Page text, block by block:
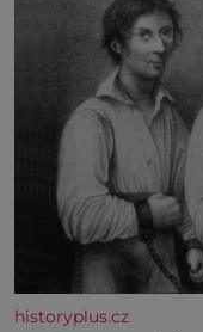
historyplus.cz